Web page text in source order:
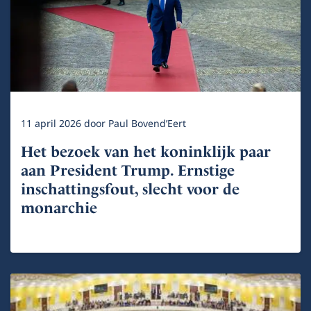
11 april 2026door Paul Bovend’Eert
Het bezoek van het koninklijk paar
aan President Trump. Ernstige
inschattingsfout, slecht voor de
monarchie